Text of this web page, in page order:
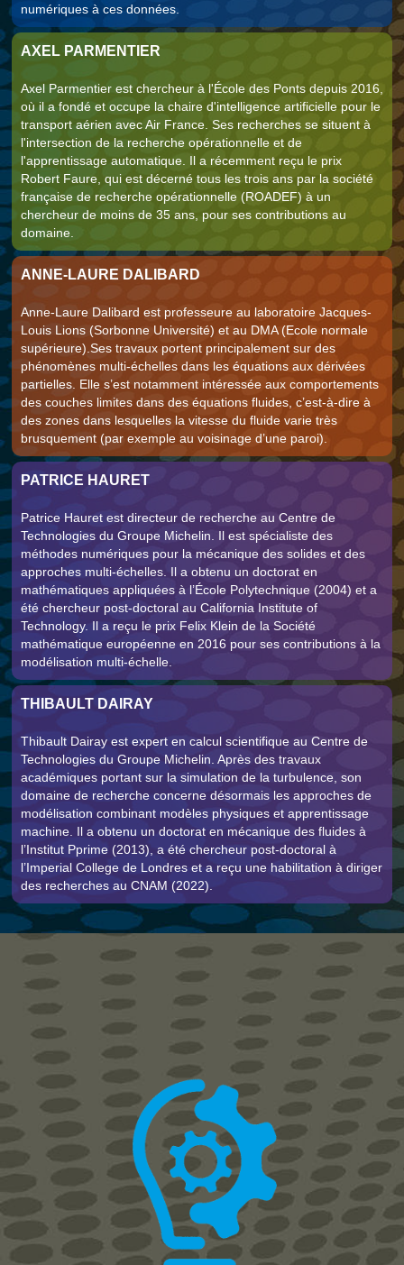
numériques à ces données.
AXEL PARMENTIER
Axel Parmentier est chercheur à l'École des Ponts depuis 2016,
où il a fondé et occupe la chaire d'intelligence artificielle pour le
transport aérien avec Air France. Ses recherches se situent à
l'intersection de la recherche opérationnelle et de
l'apprentissage automatique. Il a récemment reçu le prix
Robert Faure, qui est décerné tous les trois ans par la société
française de recherche opérationnelle (ROADEF) à un
chercheur de moins de 35 ans, pour ses contributions au
domaine.
ANNE-LAURE DALIBARD
Anne-Laure Dalibard est professeure au laboratoire Jacques-
Louis Lions (Sorbonne Université) et au DMA (Ecole normale
supérieure).Ses travaux portent principalement sur des
phénomènes multi-échelles dans les équations aux dérivées
partielles. Elle s’est notamment intéressée aux comportements
des couches limites dans des équations fluides, c’est-à-dire à
des zones dans lesquelles la vitesse du fluide varie très
brusquement (par exemple au voisinage d’une paroi).
PATRICE HAURET
Patrice Hauret est directeur de recherche au Centre de
Technologies du Groupe Michelin. Il est spécialiste des
méthodes numériques pour la mécanique des solides et des
approches multi-échelles. Il a obtenu un doctorat en
mathématiques appliquées à l’École Polytechnique (2004) et a
été chercheur post-doctoral au California Institute of
Technology. Il a reçu le prix Felix Klein de la Société
mathématique européenne en 2016 pour ses contributions à la
modélisation multi-échelle.
THIBAULT DAIRAY
Thibault Dairay est expert en calcul scientifique au Centre de
Technologies du Groupe Michelin. Après des travaux
académiques portant sur la simulation de la turbulence, son
domaine de recherche concerne désormais les approches de
modélisation combinant modèles physiques et apprentissage
machine. Il a obtenu un doctorat en mécanique des fluides à
l’Institut Pprime (2013), a été chercheur post-doctoral à
l’Imperial College de Londres et a reçu une habilitation à diriger
des recherches au CNAM (2022).